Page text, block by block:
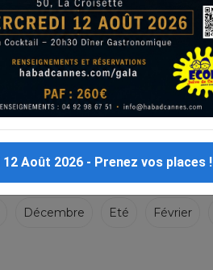
Décembre Eté Février
Mercredi 12 Août 2026 - Prenez vos places !